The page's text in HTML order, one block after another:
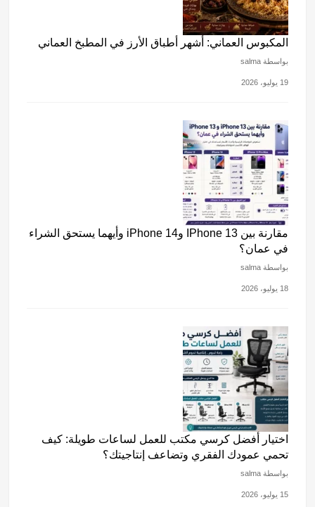
المكبوس العماني: أشهر أطباق الأرز في المطبخ العماني
بواسطة salma
19 يوليو، 2026
مقارنة بين IPhone 13 وiPhone 14 وأيهما يستحق الشراء
في عمان؟
بواسطة salma
18 يوليو، 2026
اختيار أفضل كرسي مكتب للعمل لساعات طويلة: كيف
تحمي عمودك الفقري وتضاعف إنتاجيتك؟
بواسطة salma
15 يوليو، 2026